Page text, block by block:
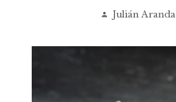
Julián Aranda